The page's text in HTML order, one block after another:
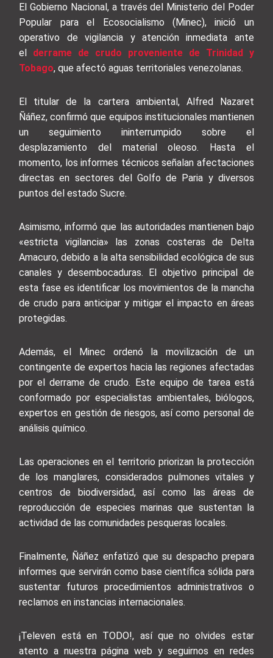
El Gobierno Nacional, a través del Ministerio del Poder
Popular para el Ecosocialismo (Minec), inició un
operativo de vigilancia y atención inmediata ante
el derrame de crudo proveniente de Trinidad y
Tobago, que afectó aguas territoriales venezolanas.
El titular de la cartera ambiental, Alfred Nazaret
Ñáñez, confirmó que equipos institucionales mantienen
un seguimiento ininterrumpido sobre el
desplazamiento del material oleoso. Hasta el
momento, los informes técnicos señalan afectaciones
directas en sectores del Golfo de Paria y diversos
puntos del estado Sucre.
Asimismo, informó que las autoridades mantienen bajo
«estricta vigilancia» las zonas costeras de Delta
Amacuro, debido a la alta sensibilidad ecológica de sus
canales y desembocaduras. El objetivo principal de
esta fase es identificar los movimientos de la mancha
de crudo para anticipar y mitigar el impacto en áreas
protegidas.
Además, el Minec ordenó la movilización de un
contingente de expertos hacia las regiones afectadas
por el derrame de crudo. Este equipo de tarea está
conformado por especialistas ambientales, biólogos,
expertos en gestión de riesgos, así como personal de
análisis químico.
Las operaciones en el territorio priorizan la protección
de los manglares, considerados pulmones vitales y
centros de biodiversidad, así como las áreas de
reproducción de especies marinas que sustentan la
actividad de las comunidades pesqueras locales.
Finalmente, Ñáñez enfatizó que su despacho prepara
informes que servirán como base científica sólida para
sustentar futuros procedimientos administrativos o
reclamos en instancias internacionales.
¡Televen está en TODO!, así que no olvides estar
atento a nuestra página web y seguirnos en redes